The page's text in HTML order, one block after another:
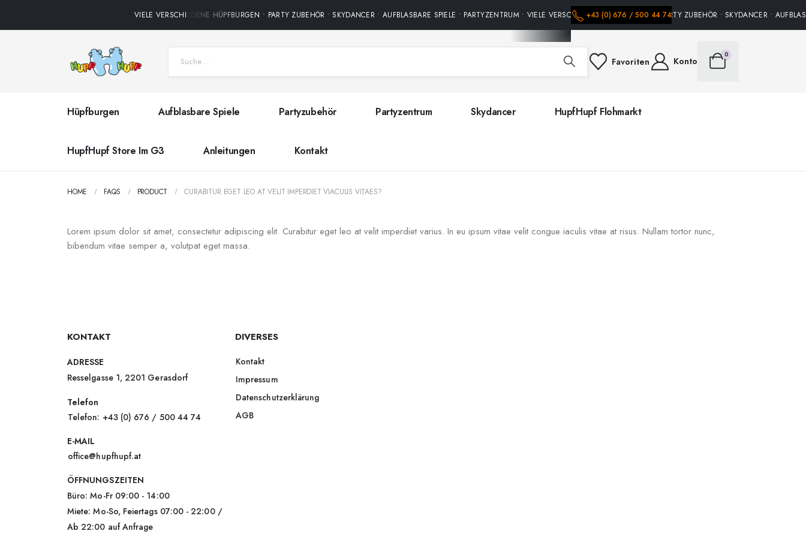
VIELE VERSCHIEDENE HÜPFBURGEN • PARTY ZUBEHÖR • SKYDANCER • AUFBLASBARE SPIELE • PARTYZENTRUM • VIELE VERSCHIEDENE HÜPFBURGEN • PARTY ZUBEHÖR • SKYDANCER •
+43 (0) 676 / 500 44 74
Favoriten Konto
0
Hüpfburgen Aufblasbare Spiele Partyzubehör Partyzentrum Skydancer HupfHupf Flohmarkt
HupfHupf Store Im G3 Anleitungen Kontakt
HOME FAQS PRODUCT CURABITUR EGET LEO AT VELIT IMPERDIET VIACULIS VITAES?
Lorem ipsum dolor sit amet, consectetur adipiscing elit. Curabitur eget leo at velit imperdiet varius. In eu ipsum vitae velit congue iaculis vitae at risus. Nullam tortor nunc,
bibendum vitae semper a, volutpat eget massa.
KONTAKT
ADRESSE
Resselgasse 1, 2201 Gerasdorf
Telefon
Telefon: +43 (0) 676 / 500 44 74
E-MAIL
office@hupfhupf.at
ÖFFNUNGSZEITEN
Büro: Mo-Fr 09:00 - 14:00
Miete: Mo-So, Feiertags 07:00 - 22:00 /
Ab 22:00 auf Anfrage
DIVERSES
Kontakt
Impressum
Datenschutzerklärung
AGB